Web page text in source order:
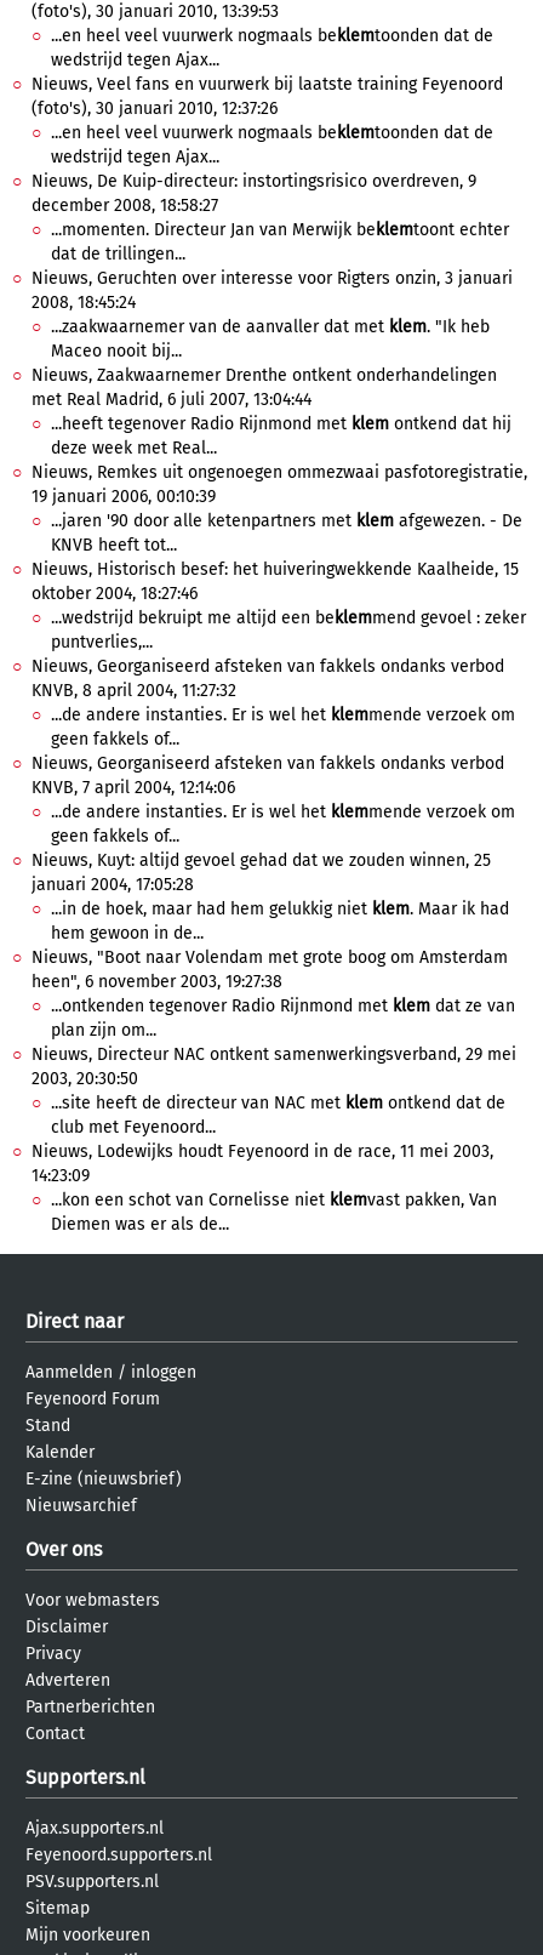
(foto's), 30 januari 2010, 13:39:53
...en heel veel vuurwerk nogmaals be klemtoonden dat de
wedstrijd tegen Ajax...
Nieuws, Veel fans en vuurwerk bij laatste training Feyenoord
(foto's), 30 januari 2010, 12:37:26
...en heel veel vuurwerk nogmaals be klemtoonden dat de
wedstrijd tegen Ajax...
Nieuws, De Kuip-directeur: instortingsrisico overdreven, 9
december 2008, 18:58:27
...momenten. Directeur Jan van Merwijk be klemtoont echter
dat de trillingen...
Nieuws, Geruchten over interesse voor Rigters onzin, 3 januari
2008, 18:45:24
...zaakwaarnemer van de aanvaller dat met klem. "Ik heb
Maceo nooit bij...
Nieuws, Zaakwaarnemer Drenthe ontkent onderhandelingen
met Real Madrid, 6 juli 2007, 13:04:44
...heeft tegenover Radio Rijnmond met klem ontkend dat hij
deze week met Real...
Nieuws, Remkes uit ongenoegen ommezwaai pasfotoregistratie,
19 januari 2006, 00:10:39
...jaren '90 door alle ketenpartners met klem afgewezen. - De
KNVB heeft tot...
Nieuws, Historisch besef: het huiveringwekkende Kaalheide, 15
oktober 2004, 18:27:46
...wedstrijd bekruipt me altijd een be klemmend gevoel : zeker
puntverlies,...
Nieuws, Georganiseerd afsteken van fakkels ondanks verbod
KNVB, 8 april 2004, 11:27:32
...de andere instanties. Er is wel het klemmende verzoek om
geen fakkels of...
Nieuws, Georganiseerd afsteken van fakkels ondanks verbod
KNVB, 7 april 2004, 12:14:06
...de andere instanties. Er is wel het klemmende verzoek om
geen fakkels of...
Nieuws, Kuyt: altijd gevoel gehad dat we zouden winnen, 25
januari 2004, 17:05:28
...in de hoek, maar had hem gelukkig niet klem. Maar ik had
hem gewoon in de...
Nieuws, "Boot naar Volendam met grote boog om Amsterdam
heen", 6 november 2003, 19:27:38
...ontkenden tegenover Radio Rijnmond met klem dat ze van
plan zijn om...
Nieuws, Directeur NAC ontkent samenwerkingsverband, 29 mei
2003, 20:30:50
...site heeft de directeur van NAC met klem ontkend dat de
club met Feyenoord...
Nieuws, Lodewijks houdt Feyenoord in de race, 11 mei 2003,
14:23:09
...kon een schot van Cornelisse niet klemvast pakken, Van
Diemen was er als de...
Direct naar
Aanmelden / inloggen
Feyenoord Forum
Stand
Kalender
E-zine (nieuwsbrief)
Nieuwsarchief
Over ons
Voor webmasters
Disclaimer
Privacy
Adverteren
Partnerberichten
Contact
Supporters.nl
Ajax.supporters.nl
Feyenoord.supporters.nl
PSV.supporters.nl
Sitemap
Mijn voorkeuren